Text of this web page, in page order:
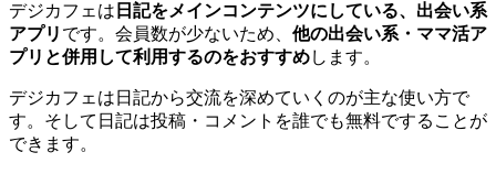
デジカフェは 日記をメインコンテンツにしている、出会い系
アプリ です。会員数が少ないため、 他の出会い系・ママ活ア
プリと併用して利用するのをおすすめします。
デジカフェは日記から交流を深めていくのが主な使い方で
す。そして日記は投稿・コメントを誰でも無料ですることが
できます。